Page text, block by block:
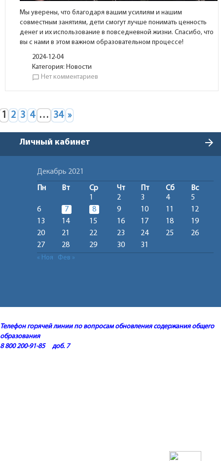
Мы уверены, что благодаря вашим усилиям и нашим
совместным занятиям, дети смогут лучше понимать ценность
денег и их использование в повседневной жизни. Спасибо, что
вы с нами в этом важном образовательном процессе!
2024-12-04
Категория:Новости
chat_bubble_outline Нет комментариев
1 2 3 4 … 34 »
Личный кабинет arrow_forward
Декабрь 2021
Пн Вт Ср Чт Пт Сб
Вс
1
2 3 4
5
6
7 8 9 10 11
12
13
14 15 16 17 18
19
20
21 22 23 24 25
26
27
28 29 30 31
« Ноя Фев »
Телефон горячей линии по вопросам обновления содержания общего
образования
8 800 200-91-85 доб. 7